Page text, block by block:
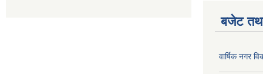
बजेट
वार्षिक नगर